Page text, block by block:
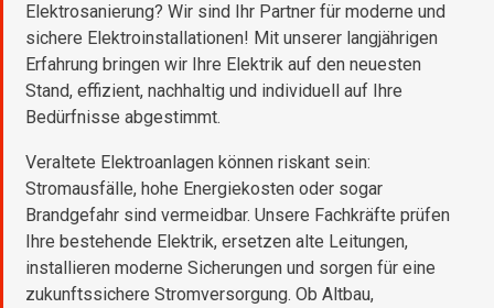
Elektrosanierung? Wir sind Ihr Partner für moderne und
sichere Elektroinstallationen! Mit unserer langjährigen
Erfahrung bringen wir Ihre Elektrik auf den neuesten
Stand, effizient, nachhaltig und individuell auf Ihre
Bedürfnisse abgestimmt.
Veraltete Elektroanlagen können riskant sein:
Stromausfälle, hohe Energiekosten oder sogar
Brandgefahr sind vermeidbar. Unsere Fachkräfte prüfen
Ihre bestehende Elektrik, ersetzen alte Leitungen,
installieren moderne Sicherungen und sorgen für eine
zukunftssichere Stromversorgung. Ob Altbau,